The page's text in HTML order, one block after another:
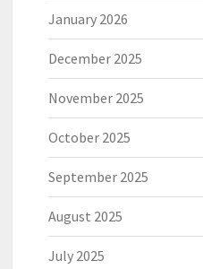
January 2026
December 2025
November 2025
October 2025
September 2025
August 2025
July 2025